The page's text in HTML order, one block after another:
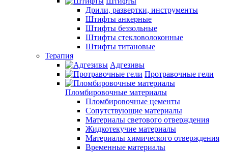
Дрили, развертки, инструменты
Штифты анкерные
Штифты беззольные
Штифты стекловолоконные
Штифты титановые
Терапия
Адгезивы
Протравочные гели
Пломбировочные материалы
Пломбировочные цементы
Сопутствующие материалы
Материалы светового отверждения
Жидкотекучие материалы
Материалы химического отверждения
Временные материалы